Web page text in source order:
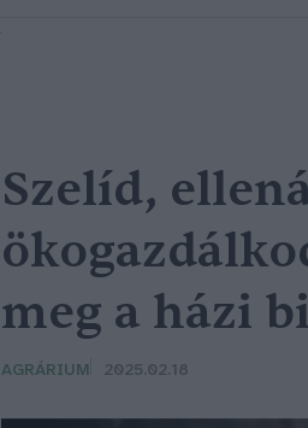
Szelíd,
meg a házi
AGRÁRIUM 2025.02.18